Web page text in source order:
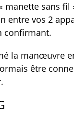
sans fil
entre vos 2
confirmant.
la manœuvre
être